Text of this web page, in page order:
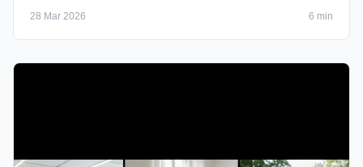
28 Mar 2026 6 min